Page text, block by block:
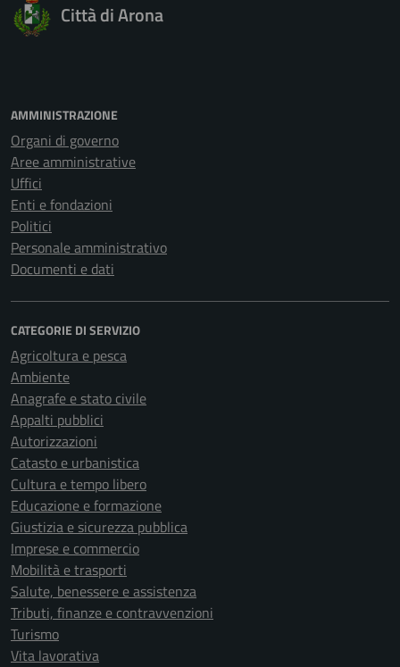
Città di Arona
AMMINISTRAZIONE
Organi di governo
Aree amministrative
Uffici
Enti e fondazioni
Politici
Personale amministrativo
Documenti e dati
CATEGORIE DI SERVIZIO
Agricoltura e pesca
Ambiente
Anagrafe e stato civile
Appalti pubblici
Autorizzazioni
Catasto e urbanistica
Cultura e tempo libero
Educazione e formazione
Giustizia e sicurezza pubblica
Imprese e commercio
Mobilità e trasporti
Salute, benessere e assistenza
Tributi, finanze e contravvenzioni
Turismo
Vita lavorativa